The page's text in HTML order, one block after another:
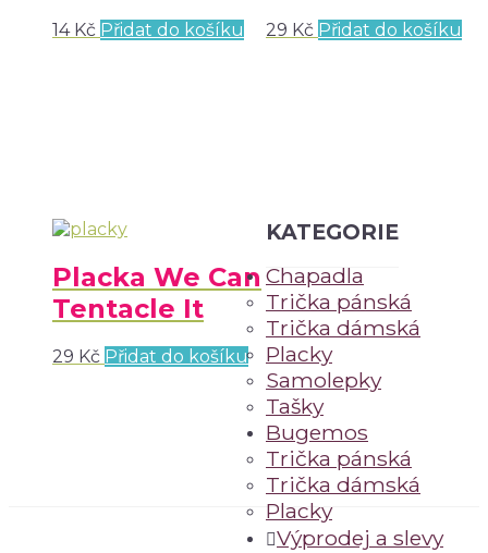
14 Kč Přidat do košíku 29 Kč Přidat do košíku
Placka We Can
Tentacle It
29 Kč Přidat do košíku
KATEGORIE
Chapadla
Trička pánská
Trička dámská
Placky
Samolepky
Tašky
Bugemos
Trička pánská
Trička dámská
Placky
Výprodej a slevy